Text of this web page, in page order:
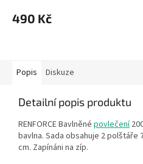
490 Kč
Popis Diskuze
Detailní popis produktu
RENFORCE Bavlněné povlečení
bavlna. Sada obsahuje 2 polštáře
cm. Zapínáni na zíp.